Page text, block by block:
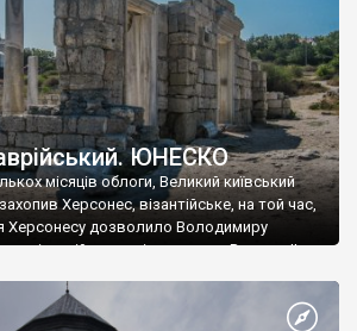
ЮНЕСКО
місяців облоги, Великий київський
Херсонес, візантійське, на той час,
Херсонесу дозволило Володимиру
візантійському імператору Василю ІІ, та
язичник, став Василем-християнином.
Русі. На честь Херсонесу Таврійського